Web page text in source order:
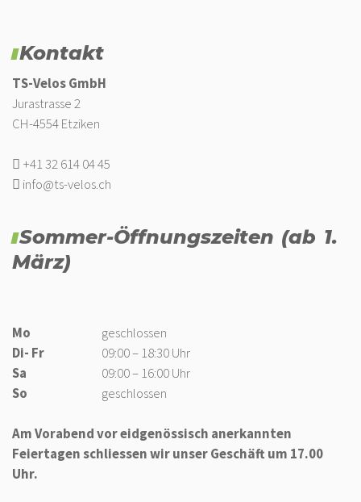
Kontakt
TS-Velos GmbH
Jurastrasse 2
CH-4554 Etziken
+41 32 614 04 45
info@ts-velos.ch
Sommer-Öffnungszeiten (ab 1.
März)
Mo
geschlossen
Di- Fr
09:00 – 18:30 Uhr
Sa
09:00 – 16:00 Uhr
So
geschlossen
Am Vorabend vor eidgenössisch anerkannten
Feiertagen schliessen wir unser Geschäft um 17.00
Uhr.